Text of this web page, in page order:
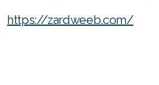
https://zardweeb.com/